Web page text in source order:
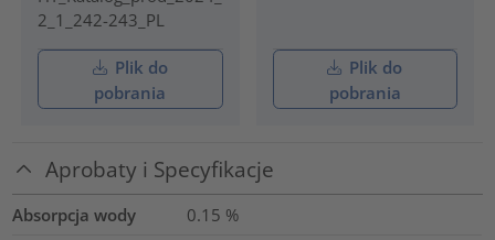
2_1_242-243_PL
Plik do
pobrania
Plik do
pobrania
Aprobaty i Specyfikacje
Absorpcja wody 0.15 %